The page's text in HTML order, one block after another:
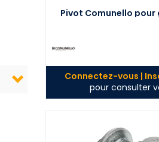
Pivot Comunello pour
Connectez-vous |
pour consulter